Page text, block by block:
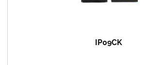
IP09CK